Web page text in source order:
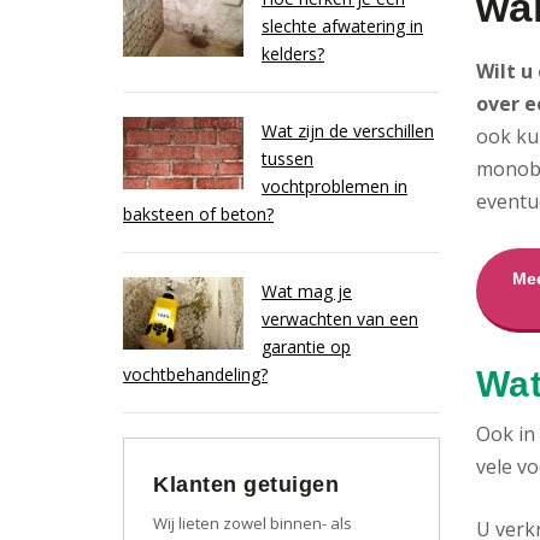
slechte afwatering in
kelders?
Wat zijn de verschillen
tussen
vochtproblemen in
baksteen of beton?
Wat mag je
verwachten van een
garantie op
vochtbehandeling?
Klanten getuigen
Wij lieten zowel binnen- als
Wilt u
over
ook
Ook in
vele
U